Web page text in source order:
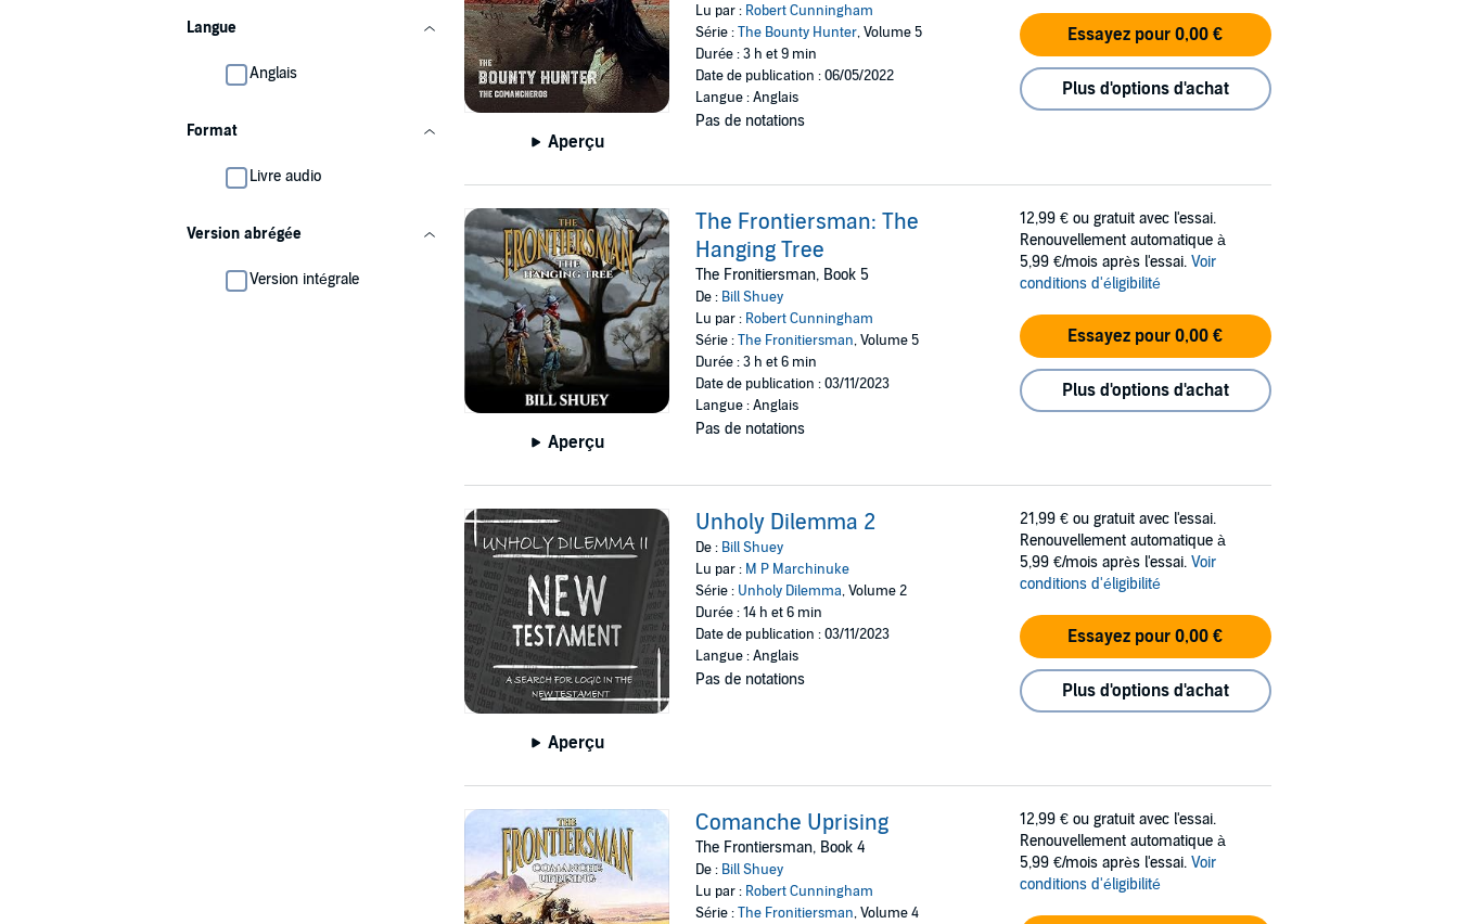
Langue
Anglais
Format
Livre audio
Version abrégée
Version intégrale
Aperçu
Lu par : Robert Cunningham
Série :The Bounty Hunter, Volume 5
Durée : 3 h et 9 min
Date de publication : 06/05/2022
Langue : Anglais
Pas de notations
Essayez pour 0,00 €
Plus d'options d'achat
Aperçu
The Frontiersman: The
Hanging Tree
The Fronitiersman, Book 5
De : Bill Shuey
Lu par : Robert Cunningham
Série :The Fronitiersman, Volume 5
Durée : 3 h et 6 min
Date de publication : 03/11/2023
Langue : Anglais
Pas de notations
12,99 € ou gratuit avec l'essai.
Renouvellement automatique à
5,99 €/mois après l'essai. Voir
conditions d'éligibilité
Essayez pour 0,00 €
Plus d'options d'achat
Aperçu
Unholy Dilemma 2
De : Bill Shuey
Lu par : M P Marchinuke
Série : Unholy Dilemma, Volume 2
Durée : 14 h et 6 min
Date de publication : 03/11/2023
Langue : Anglais
Pas de notations
21,99 € ou gratuit avec l'essai.
Renouvellement automatique à
5,99 €/mois après l'essai. Voir
conditions d'éligibilité
Essayez pour 0,00 €
Plus d'options d'achat
Comanche Uprising
The Frontiersman, Book 4
De : Bill Shuey
Lu par : Robert Cunningham
Série :The Fronitiersman, Volume 4
12,99 € ou gratuit avec l'essai.
Renouvellement automatique à
5,99 €/mois après l'essai. Voir
conditions d'éligibilité